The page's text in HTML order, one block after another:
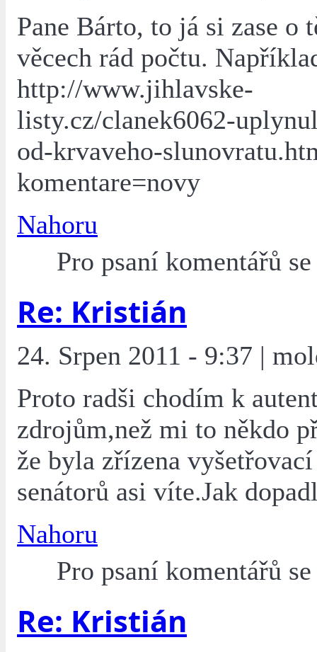
Pane Bárto, to já si zase o
věcech rád počtu.
http://www.jihlavske-
listy.cz/clanek6062-
od-krvaveho-
komentare=novy
Nahoru
Pro psaní komentářů
Re: Kristián
24. Srpen 2011 - 9:37 |
Proto radši chodím k
zdrojům,než mi to někdo
že byla zřízena
senátorů asi víte.Jak
Nahoru
Pro psaní komentářů
Re: Kristián